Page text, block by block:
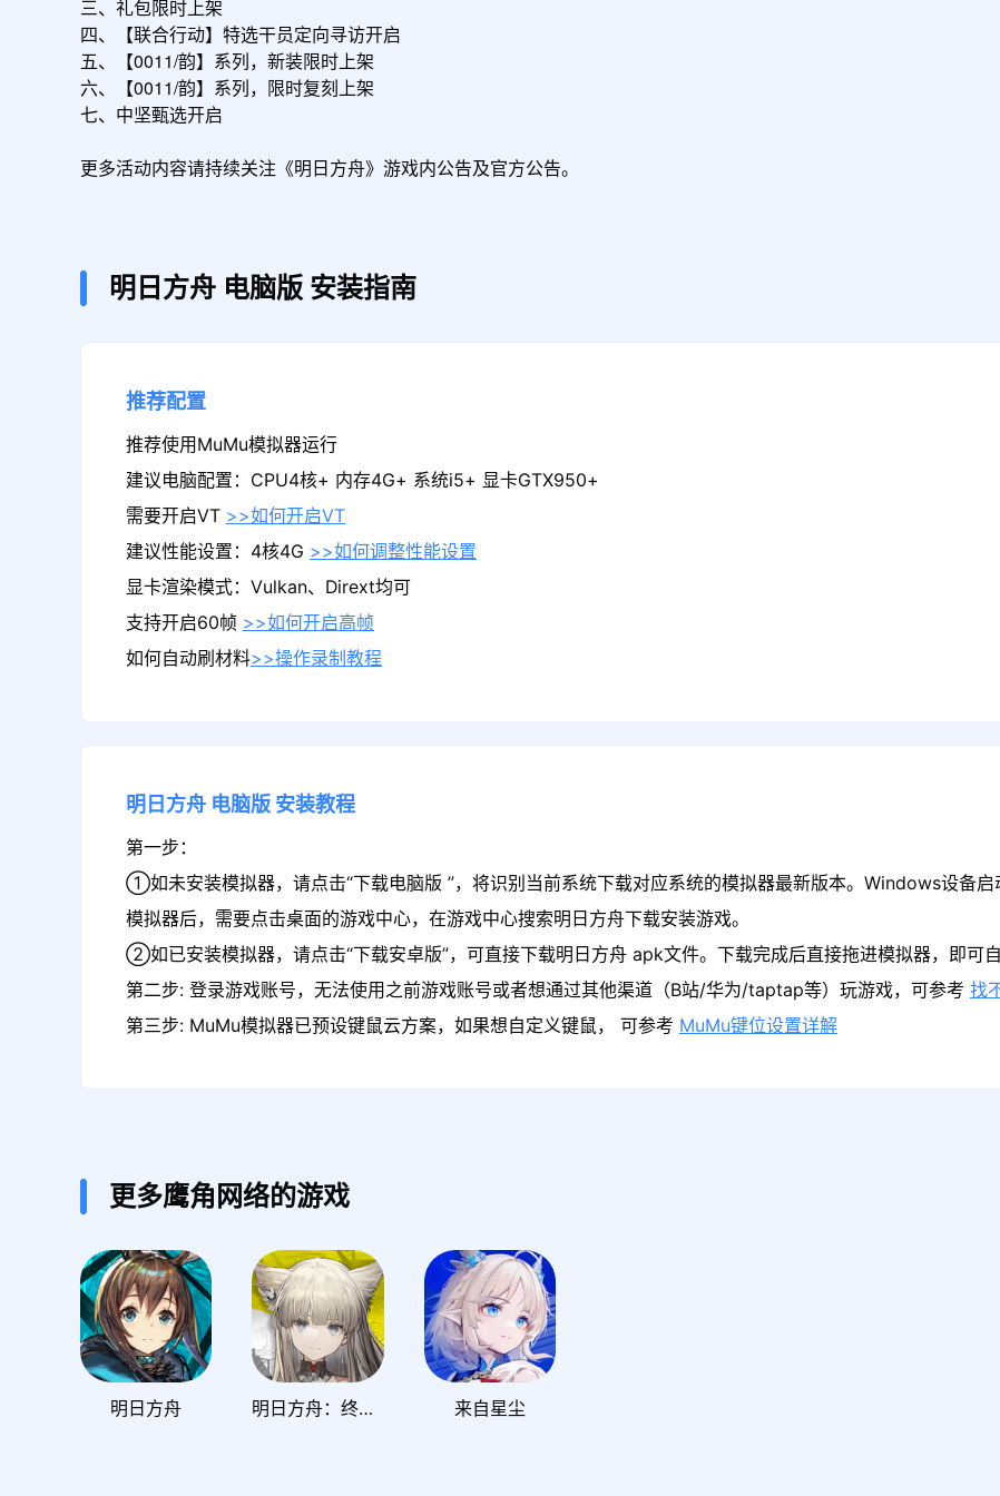
三、礼包限时上架
四、【联合行动】特选干员定向寻访开启
五、【0011/韵】系列，新装限时上架
六、【0011/韵】系列，限时复刻上架
七、中坚甄选开启
更多活动内容请持续关注《明日方舟》游戏内公告及官方公告。
明日方舟 电脑版 安装指南
推荐配置
推荐使用MuMu模拟器运行
建议电脑配置：CPU4核+ 内存4G+ 系统i5+ 显卡GTX950+
需要开启VT >>如何开启VT
建议性能设置：4核4G >>如何调整性能设置
显卡渲染模式：Vulkan、Dirext均可
支持开启60帧 >>如何开启高帧
如何自动刷材料>>操作录制教程
明日方舟 电脑版 安装教程
第一步：
①如未安装模拟器，请点击“下载电脑版 ”，将识别当前系统下载对应系统的模拟器最新版本。Windows设备
模拟器后，需要点击桌面的游戏中心，在游戏中心搜索明日方舟下载安装游戏。
②如已安装模拟器，请点击“下载安卓版”，可直接下载明日方舟 apk文件。下载完成后直接拖进模拟器，即可自
第二步: 登录游戏账号，无法使用之前游戏账号或者想通过其他渠道（B站/华为/taptap等）玩游戏，可参考 找
第三步: MuMu模拟器已预设键鼠云方案，如果想自定义键鼠， 可参考 MuMu键位设置详解
更多鹰角网络的游戏
明日方舟 明日方舟：终末地 来自星尘